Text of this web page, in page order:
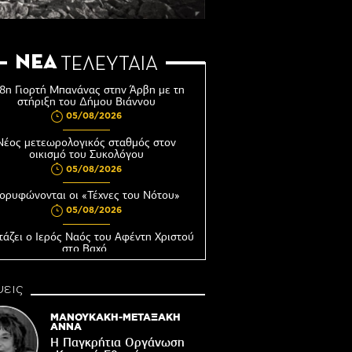
ΝΕΑ ΤΕΛΕΥΤΑΙΑ
Γιορτή Μπανάνας στην Άρβη με τη
στήριξη του Δήμου Βιάννου
05/08/2026
μετεωρολογικός σταθμός στον
οικισμό του Συκολόγου
05/08/2026
οι «Τέχνες του Νότου»
05/08/2026
ο Ιερός Ναός του Αφέντη Χριστού
στο Βαχό
04/08/2026
διαβούλευση η ΣΜΠΕ για το
σχέδιο «PHĀEA – South Crete»
ΜΑΝΟΥΚΑΚΗ-ΜΕΤΑΞΑΚΗ
ΑΝΝΑ
Η Παγκρήτια Οργάνωση